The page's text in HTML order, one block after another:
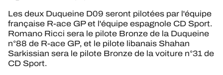
Les deux Duqueine D09 seront pilotées par l'équipe
française R-ace GP et l'équipe espagnole CD Sport.
Romano Ricci sera le pilote Bronze de la Duqueine
n°88 de R-ace GP, et le pilote libanais Shahan
Sarkissian sera le pilote Bronze de la voiture n°31 de
CD Sport.